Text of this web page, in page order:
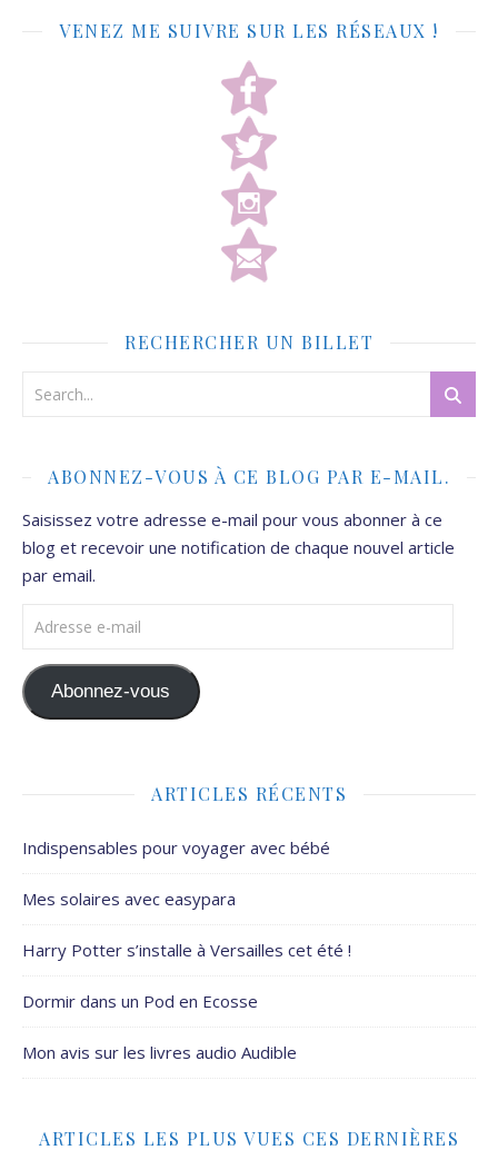
VENEZ ME SUIVRE SUR LES RÉSEAUX !
RECHERCHER UN BILLET
ABONNEZ-VOUS À CE BLOG PAR E-MAIL.
Saisissez votre adresse e-mail pour vous abonner à ce
blog et recevoir une notification de chaque nouvel article
par email.
Adresse e-mail
Abonnez-vous
ARTICLES RÉCENTS
Indispensables pour voyager avec bébé
Mes solaires avec easypara
Harry Potter s’installe à Versailles cet été !
Dormir dans un Pod en Ecosse
Mon avis sur les livres audio Audible
ARTICLES LES PLUS VUES CES DERNIÈRES